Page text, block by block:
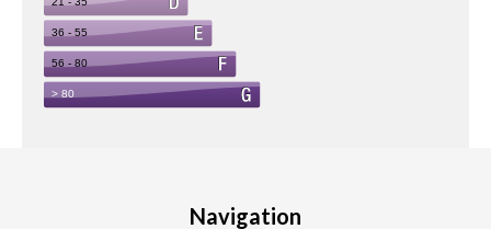
Navigation